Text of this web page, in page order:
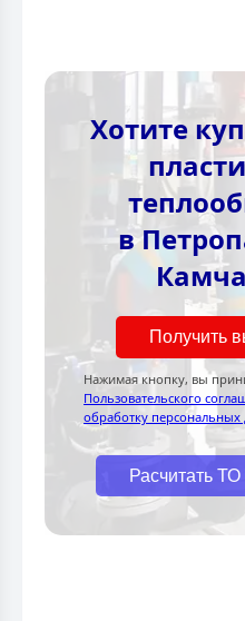
Хотите
в
Получить
Нажимая кнопку, вы
Пользовательского
обработку
Расчитать